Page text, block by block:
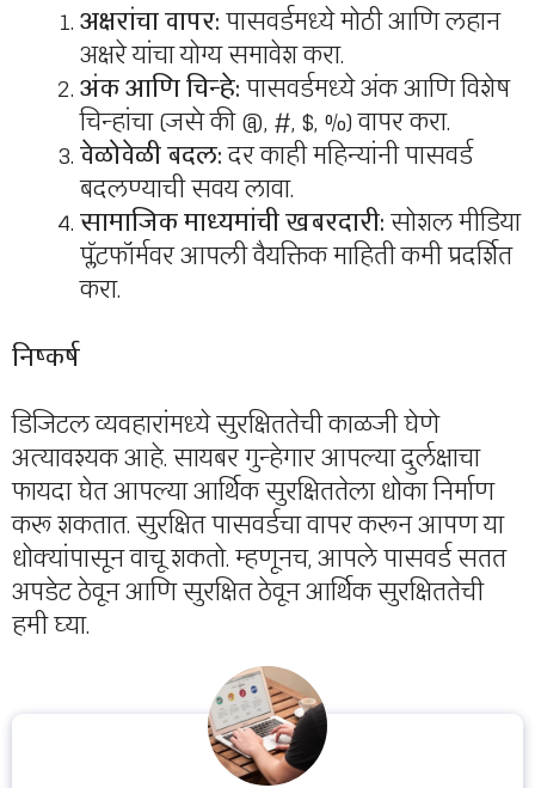
अक्षरांचा वापर:पासवर्डमध्ये मोठी आणि लहान
अक्षरे यांचा योग्य समावेश करा.
अंक आणि चिन्हे:पासवर्डमध्ये अंक आणि विशेष
चिन्हांचा (जसे की @, #, $, %) वापर करा.
वेळोवेळी बदल:दर काही महिन्यांनी पासवर्ड
बदलण्याची सवय लावा.
सामाजिक माध्यमांची खबरदारी:सोशल मीडिया
प्लॅटफॉर्मवर आपली वैयक्तिक माहिती कमी प्रदर्शित
करा.
निष्कर्ष
डिजिटल व्यवहारांमध्ये सुरक्षिततेची काळजी घेणे
अत्यावश्यक आहे. सायबर गुन्हेगार आपल्या दुर्लक्षाचा
फायदा घेत आपल्या आर्थिक सुरक्षिततेला धोका निर्माण
करू शकतात. सुरक्षित पासवर्डचा वापर करून आपण या
धोक्यांपासून वाचू शकतो. म्हणूनच, आपले पासवर्ड सतत
अपडेट ठेवून आणि सुरक्षित ठेवून आर्थिक सुरक्षिततेची
हमी घ्या.